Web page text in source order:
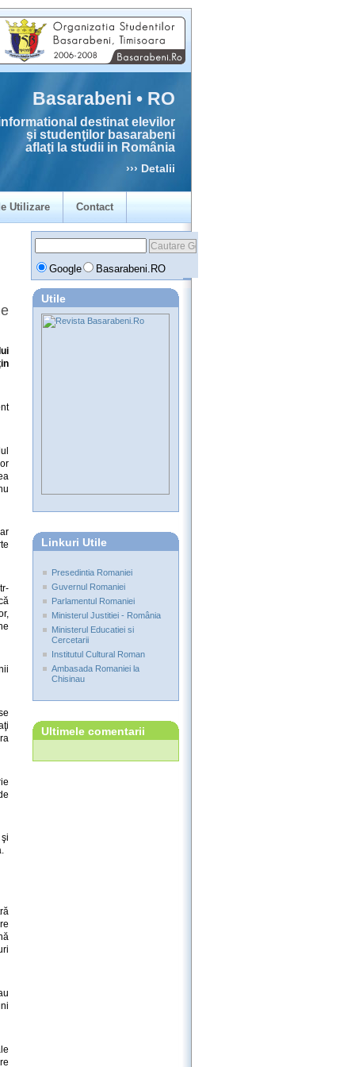
Basarabeni • RO
destinat elevilor
şi studenţilor basarabeni
aflaţi la studii in România
››› Detalii
Utilizare Contact
Google Basarabeni.RO
Utile
Linkuri Utile
Presedintia Romaniei
Guvernul Romaniei
Parlamentul Romaniei
Ministerul Justitiei - România
Ministerul Educatiei si
Cercetarii
Institutul Cultural Roman
Ambasada Romaniei la
Chisinau
Ultimele comentarii